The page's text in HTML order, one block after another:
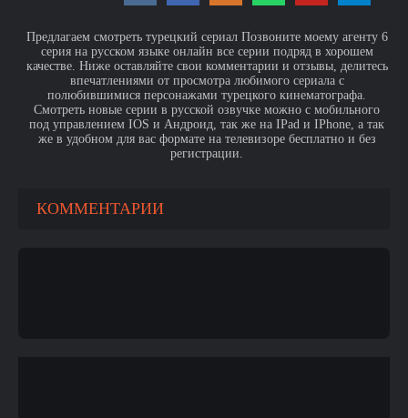
Предлагаем смотреть турецкий сериал Позвоните моему агенту 6
серия на русском языке онлайн все серии подряд в хорошем
качестве. Ниже оставляйте свои комментарии и отзывы, делитесь
впечатлениями от просмотра любимого сериала с
полюбившимися персонажами турецкого кинематографа.
Смотреть новые серии в русской озвучке можно с мобильного
под управлением IOS и Андроид, так же на IPad и IPhone, а так
же в удобном для вас формате на телевизоре бесплатно и без
регистрации.
КОММЕНТАРИИ